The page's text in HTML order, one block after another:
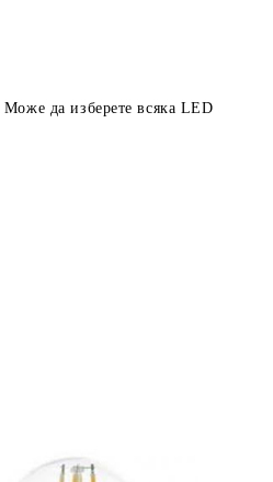
да изберете всяка LED